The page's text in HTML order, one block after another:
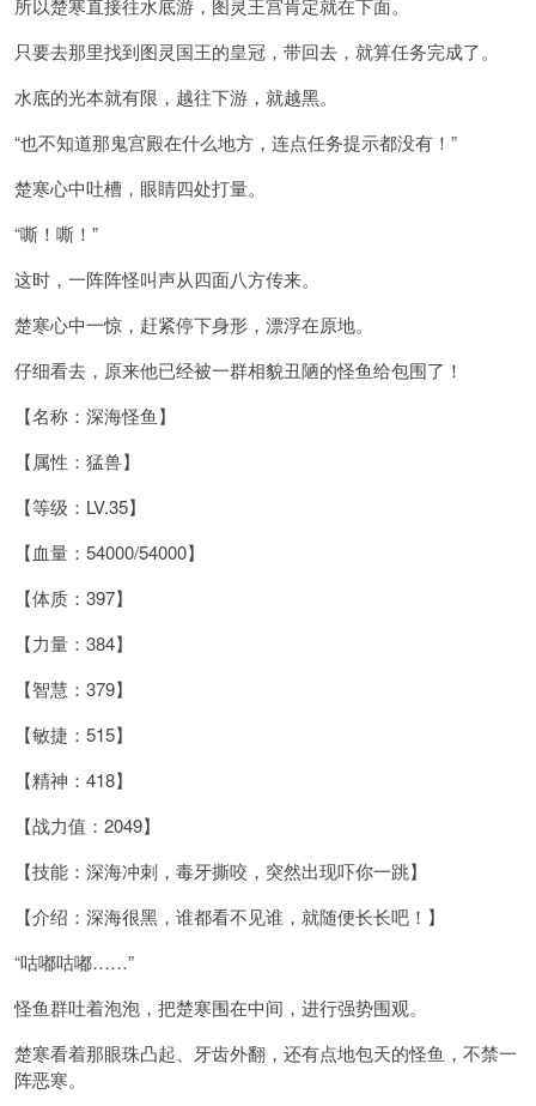
所以楚寒直接往水底游，图灵王宫肯定就在下面。
只要去那里找到图灵国王的皇冠，带回去，就算任务完成了。
水底的光本就有限，越往下游，就越黑。
“也不知道那鬼宫殿在什么地方，连点任务提示都没有！”
楚寒心中吐槽，眼睛四处打量。
“嘶！嘶！”
这时，一阵阵怪叫声从四面八方传来。
楚寒心中一惊，赶紧停下身形，漂浮在原地。
仔细看去，原来他已经被一群相貌丑陋的怪鱼给包围了！
【名称：深海怪鱼】
【属性：猛兽】
【等级：LV.35】
【血量：54000/54000】
【体质：397】
【力量：384】
【智慧：379】
【敏捷：515】
【精神：418】
【战力值：2049】
【技能：深海冲刺，毒牙撕咬，突然出现吓你一跳】
【介绍：深海很黑，谁都看不见谁，就随便长长吧！】
“咕嘟咕嘟……”
怪鱼群吐着泡泡，把楚寒围在中间，进行强势围观。
楚寒看着那眼珠凸起、牙齿外翻，还有点地包天的怪鱼，不禁一
阵恶寒。